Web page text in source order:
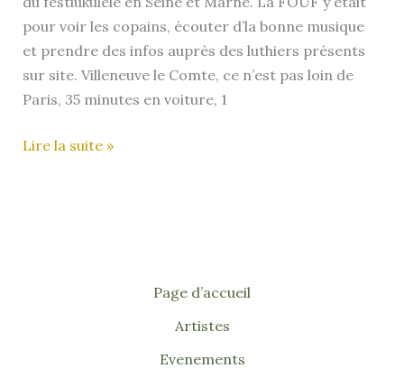
Alentours
pour voir les copains, écouter d’la bonne musique
et prendre des infos auprès des luthiers présents
sur site. Villeneuve le Comte, ce n’est pas loin de
Paris, 35 minutes en voiture, 1
Retour
Lire la suite »
Page d’accueil
Artistes
Evenements